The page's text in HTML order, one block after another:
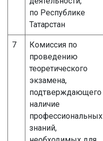
по Республике
Татарстан
7
Комиссия по
проведению
теоретического
экзамена,
подтверждающего
наличие
профессиональных
знаний,